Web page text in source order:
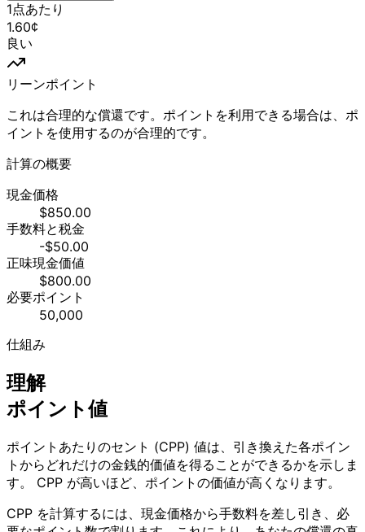
1点あたり
1.60¢
良い
リーンポイント
これは合理的な償還です。ポイントを利用できる場合は、ポ
イントを使用するのが合理的です。
計算の概要
現金価格
$850.00
手数料と税金
-$50.00
正味現金価値
$800.00
必要ポイント
50,000
仕組み
理解
ポイント値
ポイントあたりのセント (CPP) 値は、引き換えた各ポイン
トからどれだけの金銭的価値を得ることができるかを示しま
す。 CPP が高いほど、ポイントの価値が高くなります。
CPP を計算するには、現金価格から手数料を差し引き、必